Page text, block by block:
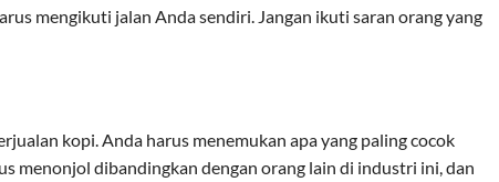
mengikuti jalan Anda sendiri. Jangan ikuti saran orang yang
kopi. Anda harus menemukan apa yang paling cocok
menonjol dibandingkan dengan orang lain di industri ini, dan